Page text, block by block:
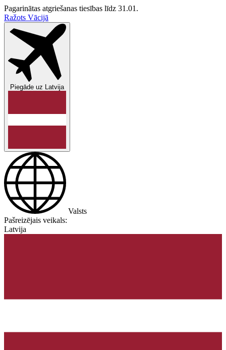
Pagarinātas atgriešanas tiesības līdz 31.01.
Ražots Vācijā
Piegāde uz Latvija
Valsts
Pašreizējais veikals:
Latvija